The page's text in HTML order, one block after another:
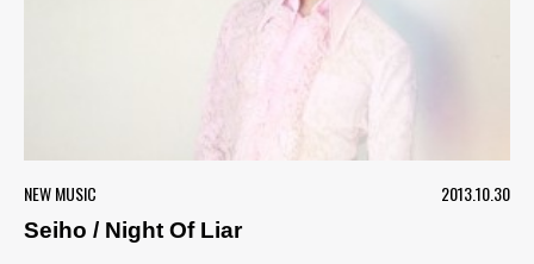
NEW MUSIC
2013.10.30
Seiho / Night Of Liar